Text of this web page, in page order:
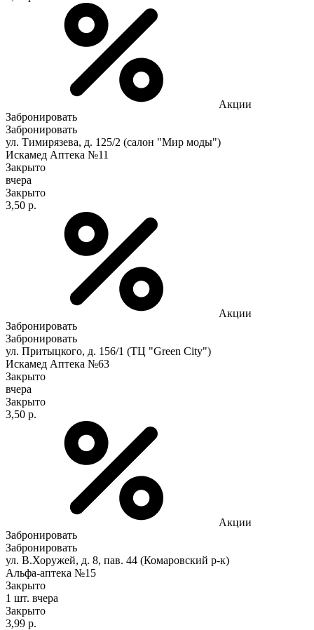
Акции
Забронировать
Забронировать
ул. Тимирязева, д. 125/2 (салон "Мир моды")
Искамед Аптека №11
Закрыто
вчера
Закрыто
3,50 р.
Акции
Забронировать
Забронировать
ул. Притыцкого, д. 156/1 (ТЦ "Green City")
Искамед Аптека №63
Закрыто
вчера
Закрыто
3,50 р.
Акции
Забронировать
Забронировать
ул. В.Хоружей, д. 8, пав. 44 (Комаровский р-к)
Альфа-аптека №15
Закрыто
1 шт. вчера
Закрыто
3,99 р.